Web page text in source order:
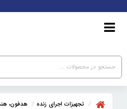
تجهیزات اجرای زنده هدفون،